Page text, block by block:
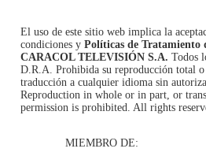
El uso de este sitio web implica la
condiciones y Políticas de Tratamiento
CARACOL TELEVISIÓN S.A. Todos
D.R.A. Prohibida su reproducción total o
traducción a cualquier idioma sin
Reproduction in whole or in part, or
permission is prohibited. All rights
MIEMBRO DE: